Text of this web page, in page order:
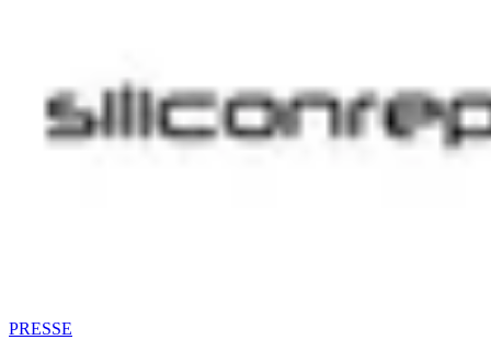
PRESSE